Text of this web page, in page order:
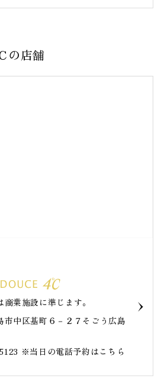
の店舗
業施設に準じます。
市中区基町６－２７そごう広島
※当日の電話予約はこちら